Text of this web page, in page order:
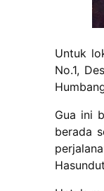
Untuk
No.1,
Gua ini
berada